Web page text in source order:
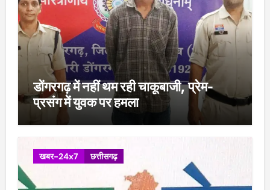
डोंगरगढ़ में नहीं थम रही चाकूबाजी, प्रेम-
प्रसंग में युवक पर हमला
खबर-24x7 छत्तीसगढ़